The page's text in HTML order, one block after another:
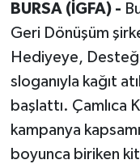
BURSA (İGFA) -
Geri Dönüşüm
Hediyeye,
sloganıyla kağıt
başlattı. Çamlıca
kampanya
boyunca biriken